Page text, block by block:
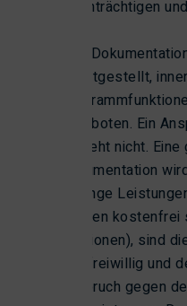
beeinträchtigen
Eine
bereitgestellt,
angeboten. Ein
besteht nicht.
Dokumentation
Solange
Kunden
Versionen), sind
rein freiwillig und
Anspruch gegen